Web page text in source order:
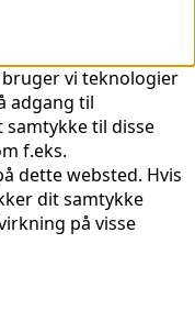
bruger vi teknologier
adgang til
samtykke til disse
f.eks.
dette websted. Hvis
dit samtykke
på visse